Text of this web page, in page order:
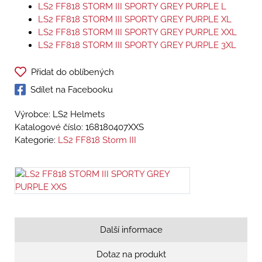
LS2 FF818 STORM III SPORTY GREY PURPLE L
LS2 FF818 STORM III SPORTY GREY PURPLE XL
LS2 FF818 STORM III SPORTY GREY PURPLE XXL
LS2 FF818 STORM III SPORTY GREY PURPLE 3XL
Přidat do oblíbených
Sdílet na Facebooku
Výrobce: LS2 Helmets
Katalogové číslo: 168180407XXS
Kategorie: LS2 FF818 Storm III
Další informace
Dotaz na produkt